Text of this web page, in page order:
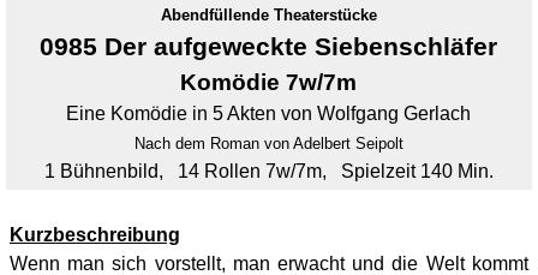
Abendfüllende Theaterstücke
0985 Der aufgeweckte Siebenschläfer
Komödie 7w/7m
Eine Komödie in 5 Akten von Wolfgang Gerlach
Nach dem Roman von Adelbert Seipolt
1 Bühnenbild, 14 Rollen 7w/7m, Spielzeit 140 Min.
Kurzbeschreibung
Wenn man sich vorstellt, man erwacht und die Welt kommt